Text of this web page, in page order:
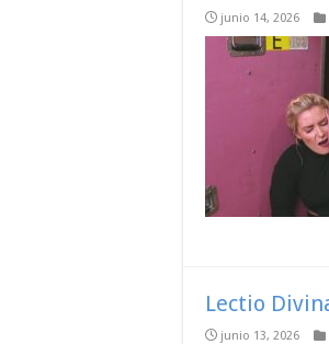
junio 14, 2026
Lectio
junio 13, 2026